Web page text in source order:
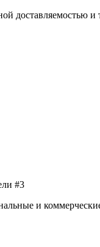
доставляемостью
#3
и